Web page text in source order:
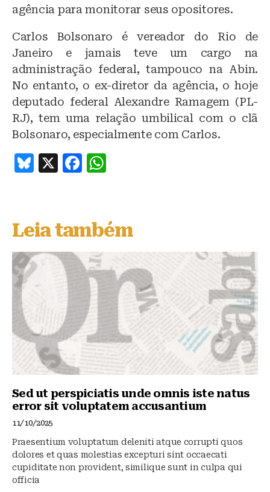
agência para monitorar seus opositores.
Carlos Bolsonaro é vereador do Rio de
Janeiro e jamais teve um cargo na
administração federal, tampouco na Abin.
No entanto, o ex-diretor da agência, o hoje
deputado federal Alexandre Ramagem (PL-
RJ), tem uma relação umbilical com o clã
Bolsonaro, especialmente com Carlos.
B
s
k
y
X
F
e
b
o
o
k
s
A
p
p
Leia também
Sed ut perspiciatis unde omnis iste natus
error sit voluptatem accusantium
11/10/2025
Praesentium voluptatum deleniti atque corrupti quos
dolores et quas molestias excepturi sint occaecati
cupiditate non provident, similique sunt in culpa qui
officia